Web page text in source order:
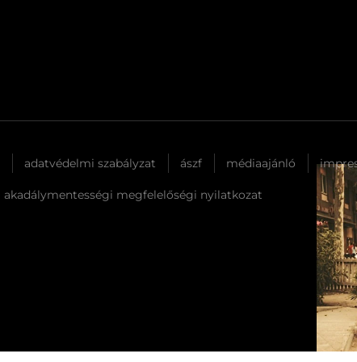
adatvédelmi szabályzat ászf médiaajánló
akadálymentességi megfelelőségi nyilatkozat